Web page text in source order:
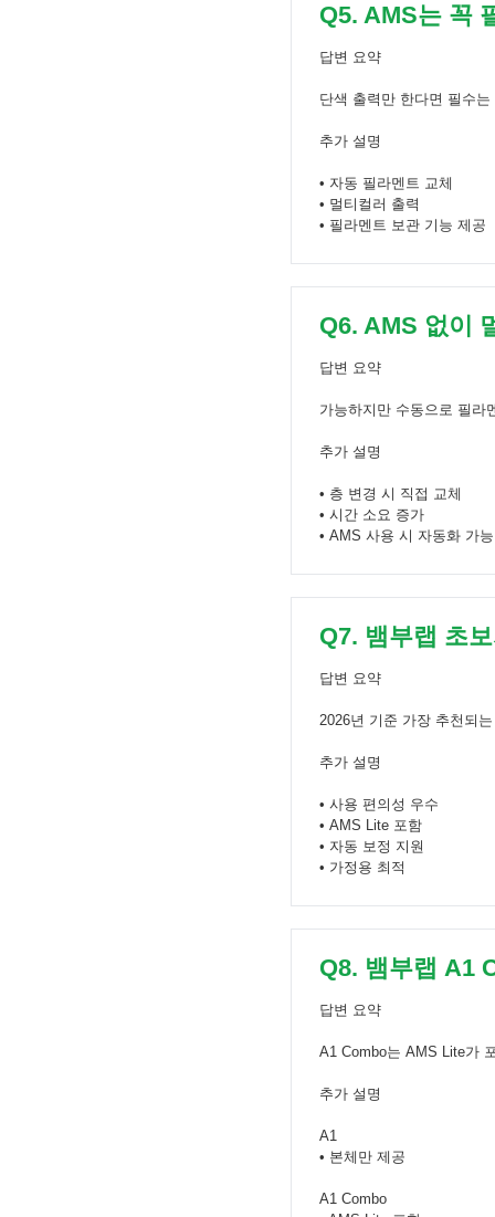
Q5. AMS는 꼭
답변 요약
단색 출력만 한다면 필수
추가 설명
• 자동 필라멘트 교체
• 멀티컬러 출력
• 필라멘트 보관 기능 제공
Q6. AMS 없이
답변 요약
가능하지만 수동으로 필라
추가 설명
• 층 변경 시 직접 교체
• 시간 소요 증가
• AMS 사용 시 자동화 가능
Q7. 뱀부랩 초
답변 요약
2026년 기준 가장 추천되
추가 설명
• 사용 편의성 우수
• AMS Lite 포함
• 자동 보정 지원
• 가정용 최적
Q8. 뱀부랩 A1
답변 요약
A1 Combo는 AMS Lite가
추가 설명
A1
• 본체만 제공
A1 Combo